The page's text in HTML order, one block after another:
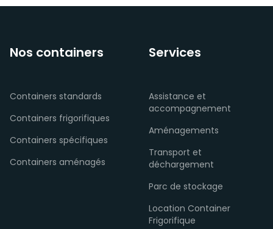
Nos containers
Containers standards
Containers frigorifiques
Containers spécifiques
Containers aménagés
Services
Assistance et
accompagnement
Aménagements
Transport et
déchargement
Parc de stockage
Location Container
Frigorifique